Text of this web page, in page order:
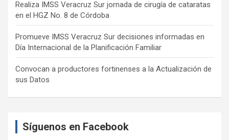
Realiza IMSS Veracruz Sur jornada de cirugía de cataratas
en el HGZ No. 8 de Córdoba
Promueve IMSS Veracruz Sur decisiones informadas en
Día Internacional de la Planificación Familiar
Convocan a productores fortinenses a la Actualización de
sus Datos
Síguenos en Facebook